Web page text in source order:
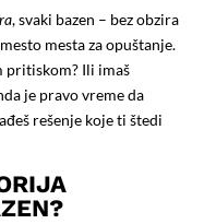
, svaki bazen – bez obzira
mesta za opuštanje.
pritiskom? Ili imaš
je pravo vreme da
rešenje koje ti štedi